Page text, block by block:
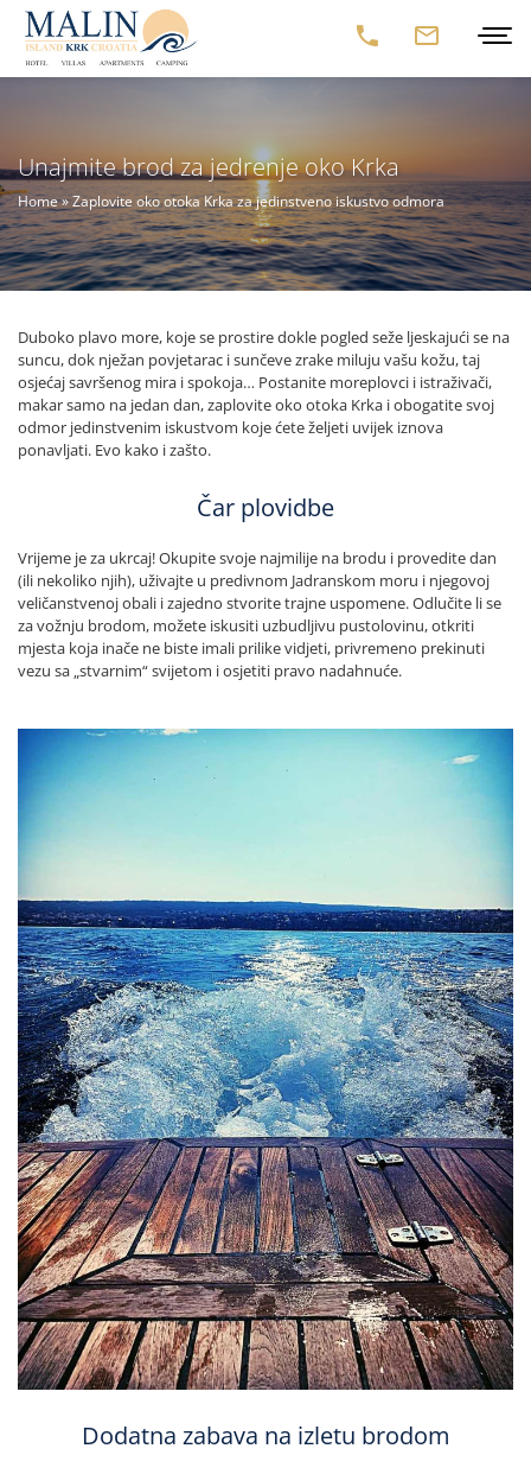
Unajmite brod za jedrenje oko Krka
Home»Zaplovite oko otoka Krka za jedinstveno iskustvo odmora
Duboko plavo more, koje se prostire dokle pogled seže ljeskajući se na
suncu, dok nježan povjetarac i sunčeve zrake miluju vašu kožu, taj
osjećaj savršenog mira i spokoja… Postanite moreplovci i istraživači,
makar samo na jedan dan, zaplovite oko otoka Krka i obogatite svoj
odmor jedinstvenim iskustvom koje ćete željeti uvijek iznova
ponavljati. Evo kako i zašto.
Čar plovidbe
Vrijeme je za ukrcaj! Okupite svoje najmilije na brodu i provedite dan
(ili nekoliko njih), uživajte u predivnom Jadranskom moru i njegovoj
veličanstvenoj obali i zajedno stvorite trajne uspomene. Odlučite li se
za vožnju brodom, možete iskusiti uzbudljivu pustolovinu, otkriti
mjesta koja inače ne biste imali prilike vidjeti, privremeno prekinuti
vezu sa „stvarnim“ svijetom i osjetiti pravo nadahnuće.
Dodatna zabava na izletu brodom